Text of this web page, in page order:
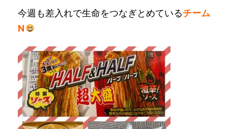
今週も差入れで生命をつなぎとめているチーム
N